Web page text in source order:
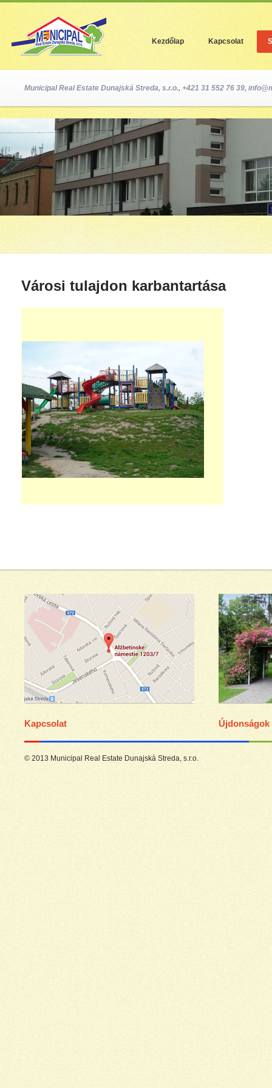
Kezdőlap Kapcsolat
Municipal Real Estate Dunajská Streda, s.r.o., +421 31 552 76 39,
Városi tulajdon karbantartása
Kapcsolat Újdonságok
© 2013 Municipal Real Estate Dunajská Streda, s.r.o.